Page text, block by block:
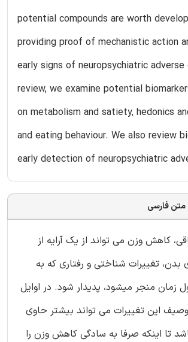
potential compounds are worth
providing proof of mechanistic action
early signs of neuropsychiatric
review, we examine potential
on metabolism and satiety, hedonics
and eating behaviour. We also review
early detection of neuropsychiatric
متن فارسی
کاهش وزن می تواند از یک آرایه از
تغییرات شناختی و رفتاری که به
زمان منجر میشود، پدیدار شود. در اوایل
این تغییرات می تواند بیشتر حاوی
تا اینکه صرفا به سادگی کاهش وزن را